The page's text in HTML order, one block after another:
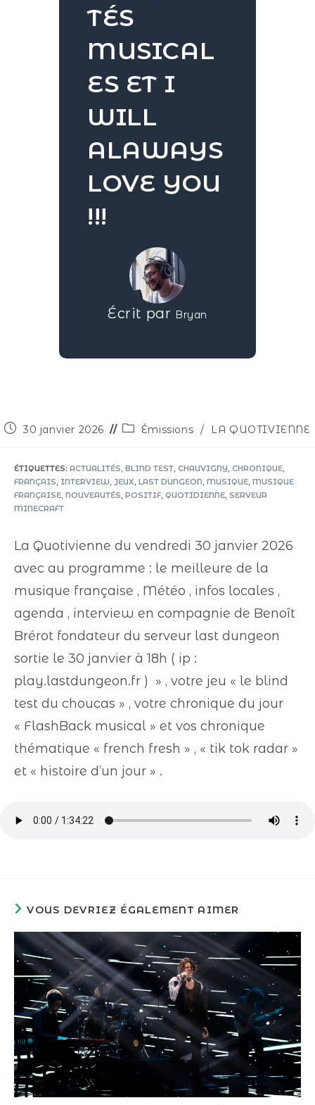
TÉS
MUSICAL
ES ET I
WILL
ALAWAYS
LOVE YOU
!!!
Écrit par Bryan
30 janvier 2026 Émissions / LA QUOTIVIENNE
ÉTIQUETTES: ACTUALITÉS, BLIND TEST, CHAUVIGNY, CHRONIQUE,
FRANÇAIS, INTERVIEW, JEUX, LAST DUNGEON, MUSIQUE, MUSIQUE
FRANÇAISE, NOUVEAUTÉS, POSITIF, QUOTIDIENNE, SERVEUR
MINECRAFT
La Quotivienne du vendredi 30 janvier 2026
avec au programme : le meilleure de la
musique française , Météo , infos locales ,
agenda , interview en compagnie de Benoît
Brérot fondateur du serveur last dungeon
sortie le 30 janvier à 18h ( ip :
play.lastdungeon.fr ) » , votre jeu « le blind
test du choucas » , votre chronique du jour
« FlashBack musical » et vos chronique
thématique « french fresh » , « tik tok radar »
et « histoire d’un jour » .
VOUS DEVRIEZ ÉGALEMENT AIMER